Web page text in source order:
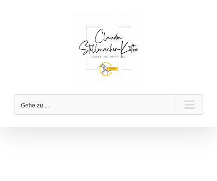
Gehe zu ...